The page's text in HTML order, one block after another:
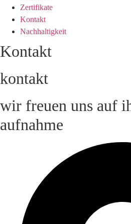
Zertifikate
Kontakt
Nachhaltigkeit
Kontakt
kontakt
wir freuen uns auf
aufnahme